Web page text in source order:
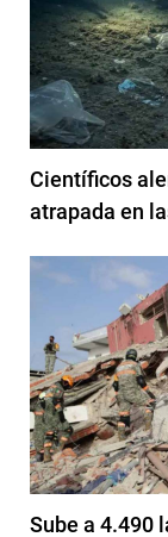
Científicos
atrapada en
Sube a 4.490